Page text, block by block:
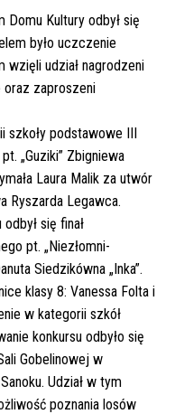
Domu Kultury odbył się
było uczczenie
wzięli udział nagrodzeni
oraz zaproszeni
szkoły podstawowe III
„Guziki” Zbigniewa
Laura Malik za utwór
Ryszarda Legawca.
się finał
pt. „Niezłomni-
Siedzikówna „Inka”.
klasy 8: Vanessa Folta i
w kategorii szkół
konkursu odbyło się
Gobelinowej w
Udział w tym
poznania losów